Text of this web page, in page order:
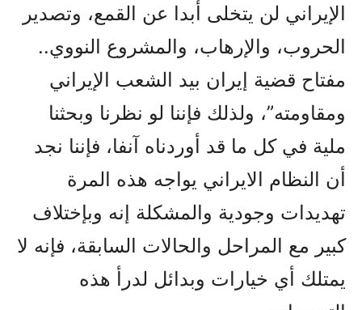
الإيراني لن يتخلى أبدا عن القمع، وتصدير
الحروب، والإرهاب، والمشروع النووي..
مفتاح قضية إيران بيد الشعب الإيراني
ومقاومته”، ولذلك فإننا لو نظرنا وبحثنا
ملية في کل ما قد أوردناه آنفا، فإننا نجد
أن النظام الايراني يواجه هذه المرة
تهديدات وجودية والمشکلة إنه وبإختلاف
کبير مع المراحل والحالات السابقة، فإنه لا
يمتلك أي خيارات وبدائل لدرأ هذه